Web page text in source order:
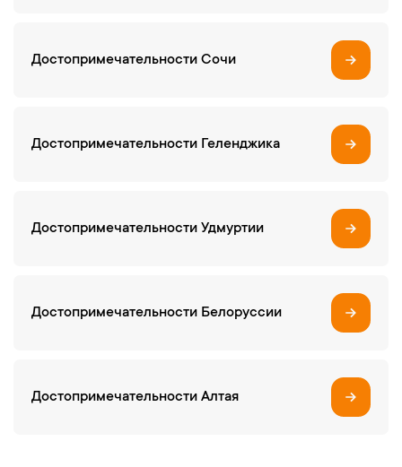
Достопримечательности Сочи
Достопримечательности Геленджика
Достопримечательности Удмуртии
Достопримечательности Белоруссии
Достопримечательности Алтая